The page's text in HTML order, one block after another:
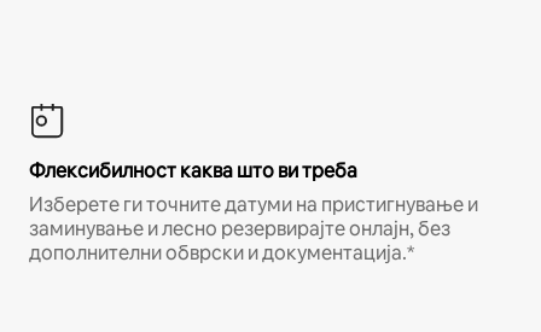
Флексибилност каква што ви треба
Изберете ги точните датуми на пристигнување и
заминување и лесно резервирајте онлајн, без
дополнителни обврски и документација.*